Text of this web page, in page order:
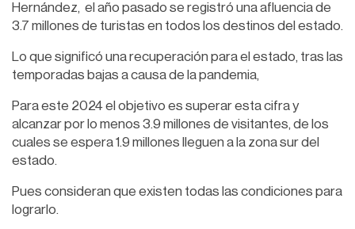
Hernández, el año pasado se registró una afluencia de
3.7 millones de turistas en todos los destinos del estado.
Lo que significó una recuperación para el estado, tras las
temporadas bajas a causa de la pandemia,
Para este 2024 el objetivo es superar esta cifra y
alcanzar por lo menos 3.9 millones de visitantes, de los
cuales se espera 1.9 millones lleguen a la zona sur del
estado.
Pues consideran que existen todas las condiciones para
lograrlo.